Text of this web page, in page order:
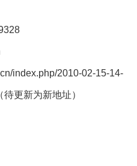
index.php/2010-02-15-14-
（待更新为新地址）